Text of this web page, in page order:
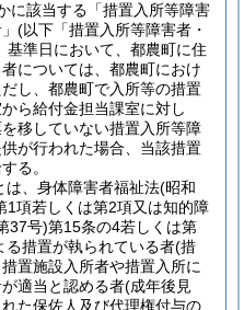
に該当する「措置入所等障害
(以下「措置入所等障害者・
準日において、都農町に住
については、都農町におけ
し、都農町で入所等の措置
ら給付金担当課室に対し
移していない措置入所等障
が行われた場合、当該措置
る。
、身体障害者福祉法(昭和
1項若しくは第2項又は知的障
37号)第15条の4若しくは第
措置が執られている者(措
置施設入所者や措置入所に
適当と認める者(成年後見
た保佐人及び代理権付与の